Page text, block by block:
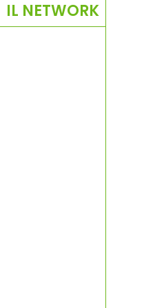
IL NETWORK